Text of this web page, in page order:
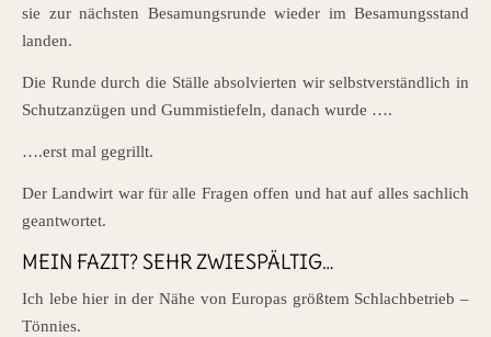
sie zur nächsten Besamungsrunde wieder im Besamungsstand
landen.
Die Runde durch die Ställe absolvierten wir selbstverständlich in
Schutzanzügen und Gummistiefeln, danach wurde ….
….erst mal gegrillt.
Der Landwirt war für alle Fragen offen und hat auf alles sachlich
geantwortet.
MEIN FAZIT? SEHR ZWIESPÄLTIG…
Ich lebe hier in der Nähe von Europas größtem Schlachbetrieb –
Tönnies.